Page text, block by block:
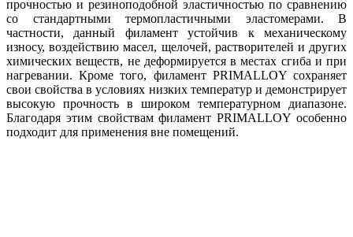
прочностью и резиноподобной эластичностью по сравнению
со стандартными термопластичными эластомерами. В
частности, данный филамент устойчив к механическому
износу, воздействию масел, щелочей, растворителей и других
химических веществ, не деформируется в местах сгиба и при
нагревании. Кроме того, филамент PRIMALLOY сохраняет
свои свойства в условиях низких температур и демонстрирует
высокую прочность в широком температурном диапазоне.
Благодаря этим свойствам филамент PRIMALLOY особенно
подходит для применения вне помещений.